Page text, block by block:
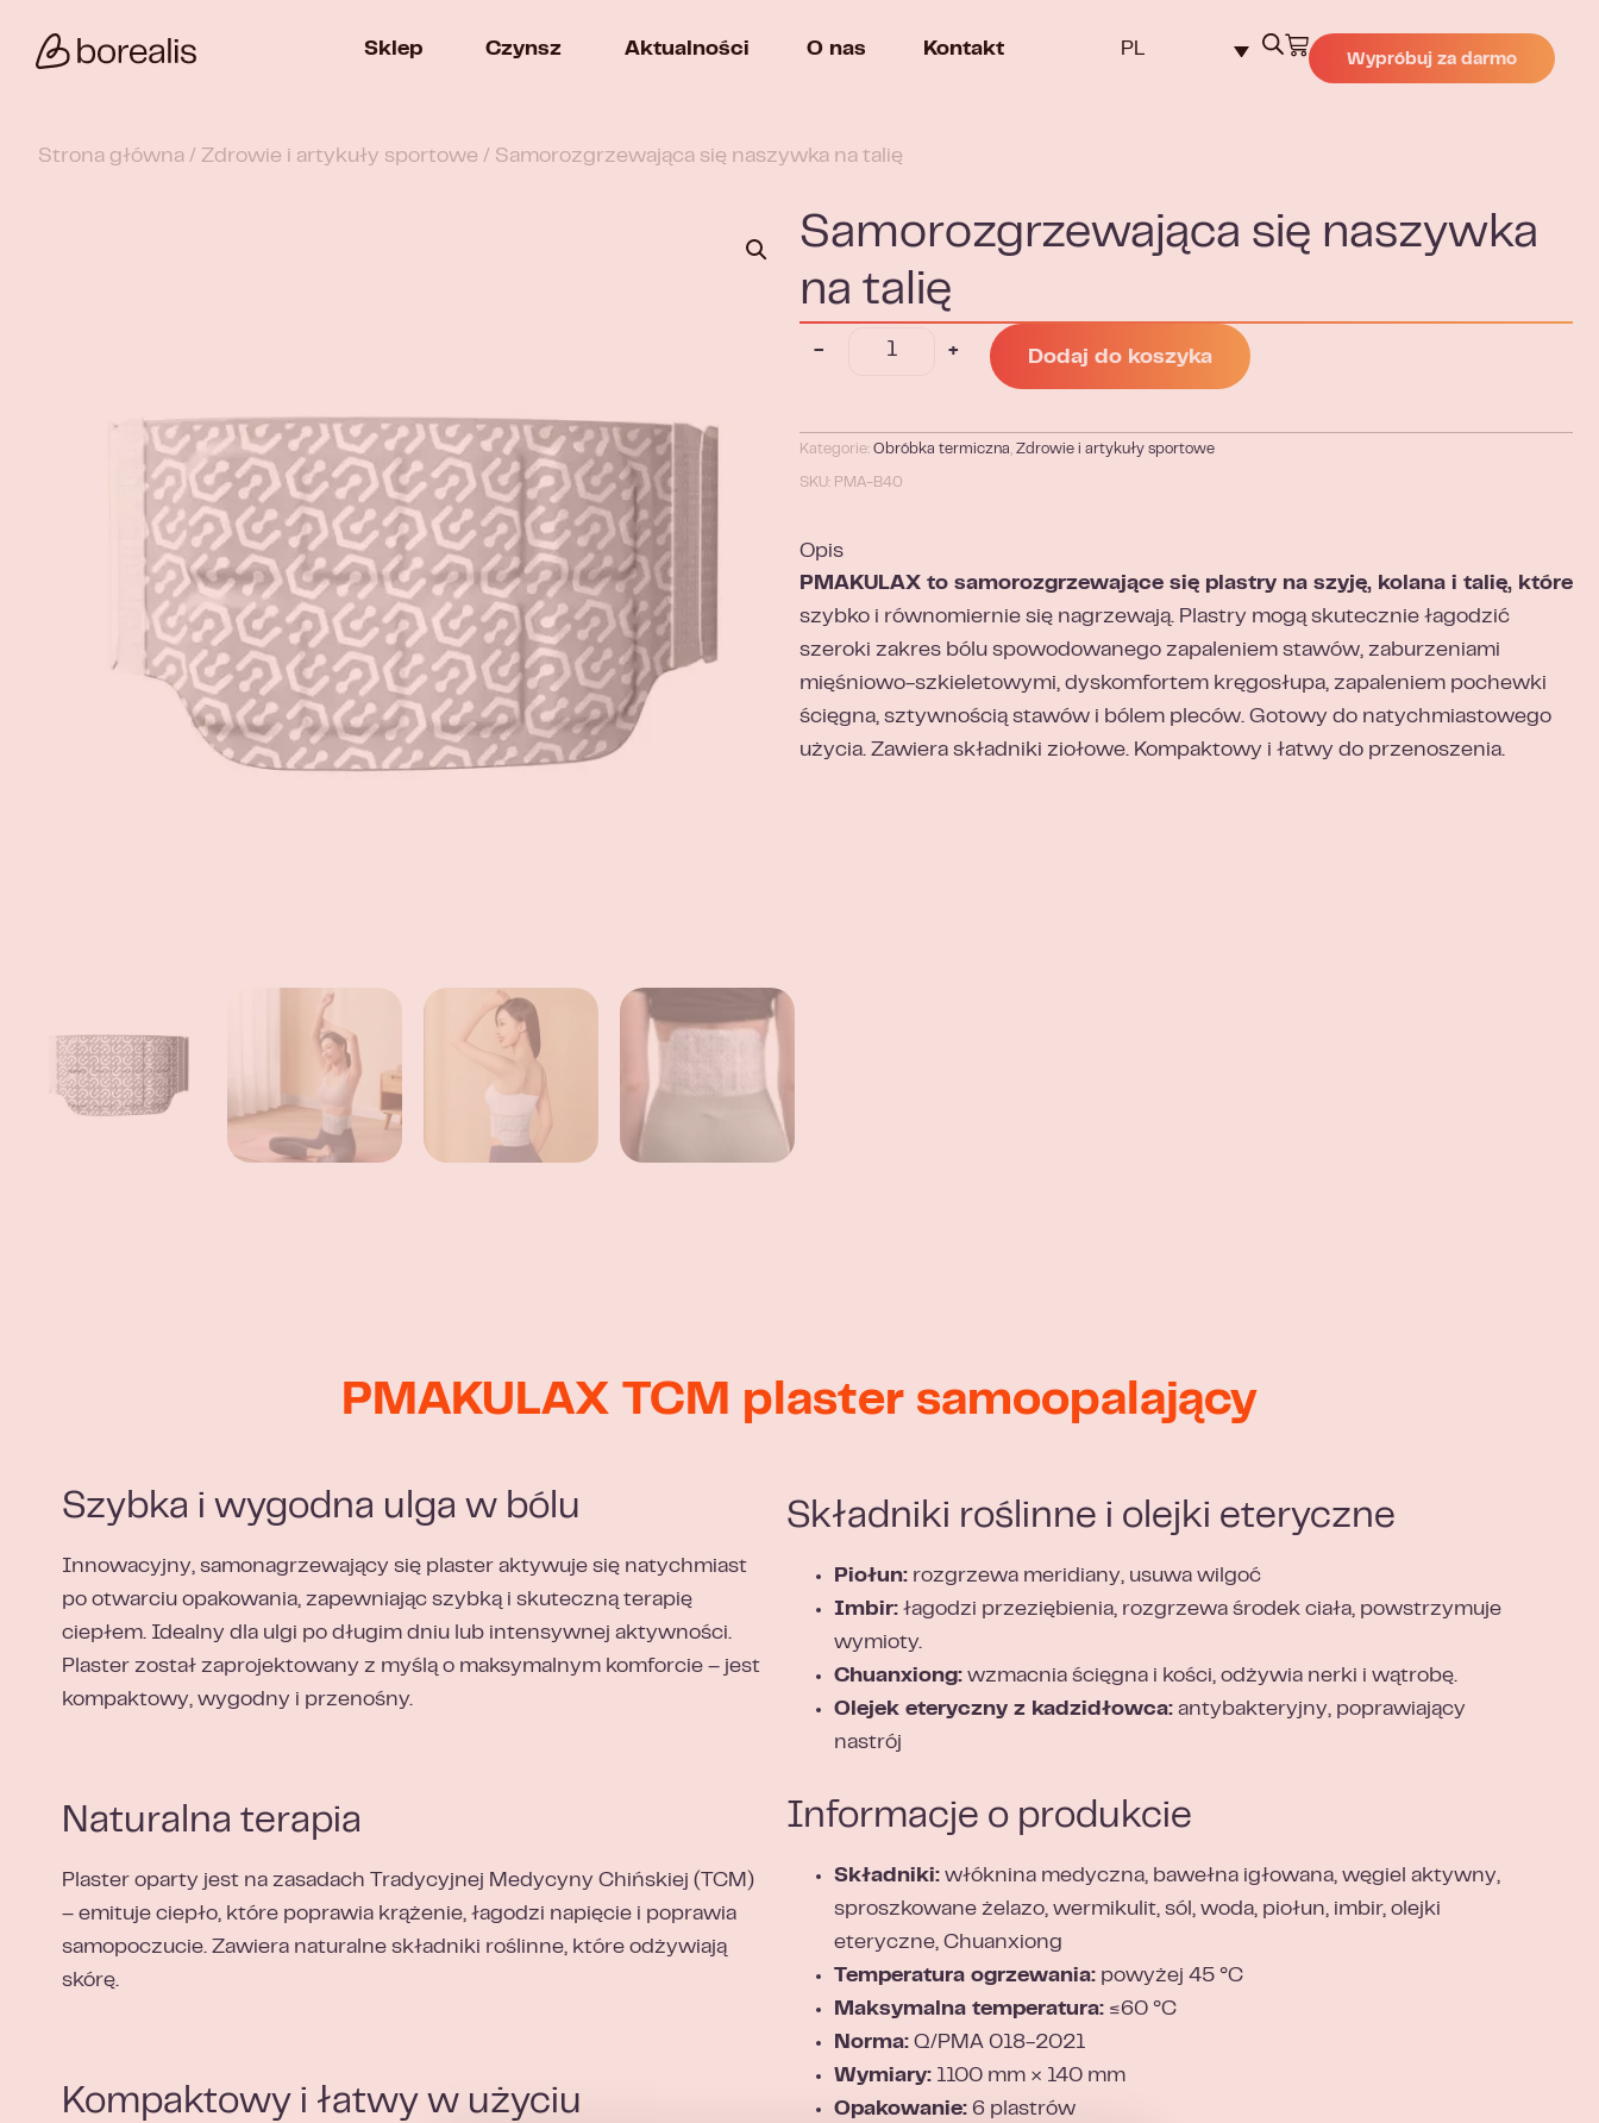
Sklep Czynsz Aktualności O nas Kontakt PL
Wypróbuj za darmo
Strona główna / Zdrowie i artykuły sportowe / Samorozgrzewająca się naszywka na talię
Samorozgrzewająca się naszywka
na talię
- + Dodaj do koszyka
Kategorie: Obróbka termiczna, Zdrowie i artykuły sportowe
SKU: PMA-B40
Opis
PMAKULAX to samorozgrzewające się plastry na szyję, kolana i talię, które
szybko i równomiernie się nagrzewają. Plastry mogą skutecznie łagodzić
szeroki zakres bólu spowodowanego zapaleniem stawów, zaburzeniami
mięśniowo-szkieletowymi, dyskomfortem kręgosłupa, zapaleniem pochewki
ścięgna, sztywnością stawów i bólem pleców. Gotowy do natychmiastowego
użycia. Zawiera składniki ziołowe. Kompaktowy i łatwy do przenoszenia.
PMAKULAX TCM plaster samoopalający
Szybka i wygodna ulga w bólu
Innowacyjny, samonagrzewający się plaster aktywuje się natychmiast
po otwarciu opakowania, zapewniając szybką i skuteczną terapię
ciepłem. Idealny dla ulgi po długim dniu lub intensywnej aktywności.
Plaster został zaprojektowany z myślą o maksymalnym komforcie – jest
kompaktowy, wygodny i przenośny.
Naturalna terapia
Plaster oparty jest na zasadach Tradycyjnej Medycyny Chińskiej (TCM)
– emituje ciepło, które poprawia krążenie, łagodzi napięcie i poprawia
samopoczucie. Zawiera naturalne składniki roślinne, które odżywiają
skórę.
Kompaktowy i łatwy w użyciu
Składniki roślinne i olejki eteryczne
Piołun:rozgrzewa meridiany, usuwa wilgoć
Imbir:łagodzi przeziębienia, rozgrzewa środek ciała, powstrzymuje
wymioty.
Chuanxiong:wzmacnia ścięgna i kości, odżywia nerki i wątrobę.
Olejek eteryczny z kadzidłowca:antybakteryjny, poprawiający
nastrój
Informacje o produkcie
Składniki:włóknina medyczna, bawełna igłowana, węgiel aktywny,
sproszkowane żelazo, wermikulit, sól, woda, piołun, imbir, olejki
eteryczne, Chuanxiong
Temperatura ogrzewania:powyżej 45 °C
Maksymalna temperatura:≤60 °C
Norma:Q/PMA 018-2021
Wymiary:1100 mm × 140 mm
Opakowanie:6 plastrów